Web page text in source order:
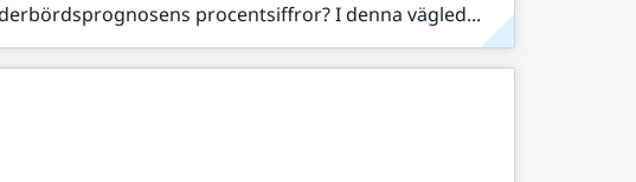
procentsiffror? I denna vägled...